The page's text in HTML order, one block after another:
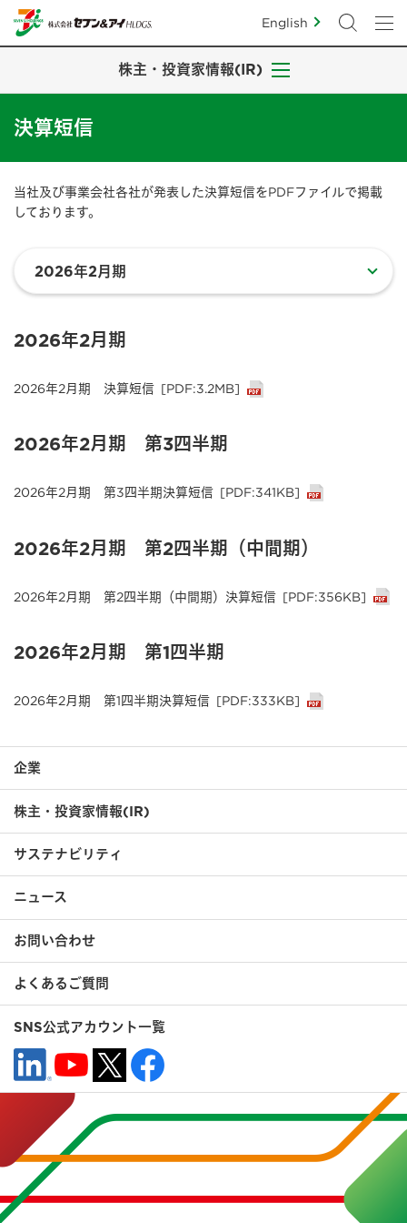
English
株主・投資家情報(IR)
決算短信
当社及び事業会社各社が発表した決算短信をPDFファイルで掲載
しております。
2026年2月期
2026年2月期 決算短信 [PDF:3.2MB]
2026年2月期 第3四半期
2026年2月期 第3四半期決算短信 [PDF:341KB]
2026年2月期 第2四半期（中間期）
2026年2月期 第2四半期（中間期）決算短信 [PDF:356KB]
2026年2月期 第1四半期
2026年2月期 第1四半期決算短信 [PDF:333KB]
企業
株主・投資家情報(IR)
サステナビリティ
ニュース
お問い合わせ
よくあるご質問
SNS公式アカウント一覧